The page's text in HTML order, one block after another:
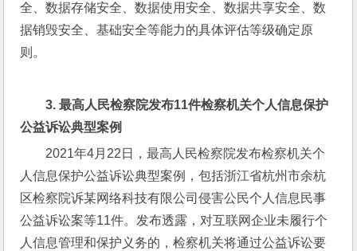
全、数据存储安全、数据使用安全、数据共享安全、数
据销毁安全、基础安全等能力的具体评估等级确定原
则。
3. 最高人民检察院发布11件检察机关个人信息保护
公益诉讼典型案例
2021年4月22日，最高人民检察院发布检察机关个
人信息保护公益诉讼典型案例，包括浙江省杭州市余杭
区检察院诉某网络科技有限公司侵害公民个人信息民事
公益诉讼案等11件。发布透露，对互联网企业未履行个
人信息管理和保护义务的，检察机关将通过公益诉讼要